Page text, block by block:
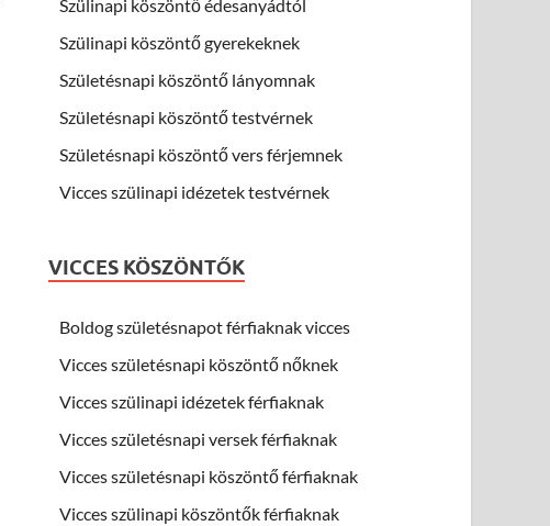
Szülinapi köszöntő édesanyádtól
Szülinapi köszöntő gyerekeknek
Születésnapi köszöntő lányomnak
Születésnapi köszöntő testvérnek
Születésnapi köszöntő vers férjemnek
Vicces szülinapi idézetek testvérnek
VICCES KÖSZÖNTŐK
Boldog születésnapot férfiaknak vicces
Vicces születésnapi köszöntő nőknek
Vicces szülinapi idézetek férfiaknak
Vicces születésnapi versek férfiaknak
Vicces születésnapi köszöntő férfiaknak
Vicces szülinapi köszöntők férfiaknak